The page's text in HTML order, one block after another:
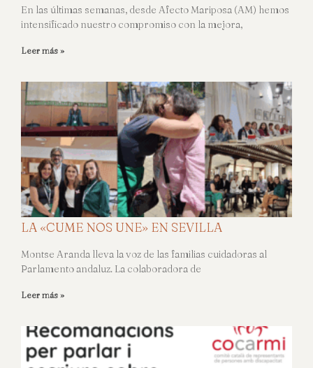
En las últimas semanas, desde Afecto Mariposa (AM) hemos
intensificado nuestro compromiso con la mejora,
Leer más »
LA «CUME NOS UNE» EN SEVILLA
Montse Aranda lleva la voz de las familias cuidadoras al
Parlamento andaluz. La colaboradora de
Leer más »